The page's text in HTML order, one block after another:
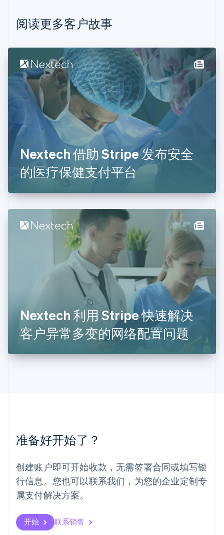
阅读更多客户故事
Nextech 借助 Stripe 发布安全
的医疗保健支付平台
Nextech 利用 Stripe 快速解决
客户异常多变的网络配置问题
准备好开始了？
创建账户即可开始收款，无需签署合同或填写银
行信息。您也可以联系我们，为您的企业定制专
属支付解决方案。
开始 联系销售
Nederlands Français Deutsch
波兰
丹麦
English
德国
Deutsch English
法国
Français English
芬兰
EnglishSvenska
荷兰
NederlandsEnglish
加拿大
Français
捷克
克罗地亚
English
立陶宛
English
DeutschEnglish
马尔他
English
马来西亚
English 简体中文
美国
日本
日本語English
SvenskaEnglish
瑞士
DeutschFrançais ItalianoEnglish
塞浦路斯
斯洛伐克
English